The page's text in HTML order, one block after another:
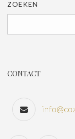
ZOEKEN
CONTACT